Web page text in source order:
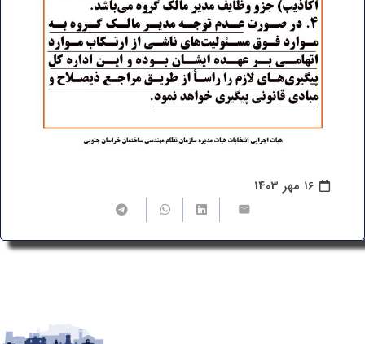
16 مهر 1403